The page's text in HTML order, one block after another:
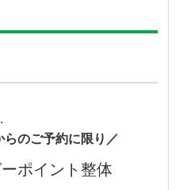
.
のご予約に限り／
ポイント整体